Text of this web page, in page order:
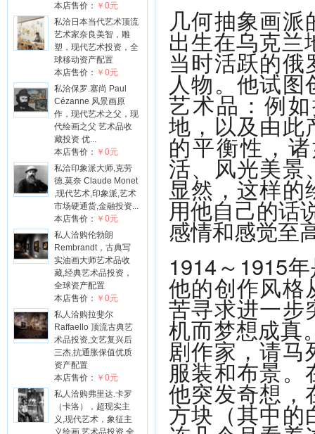
本店售价： ￥0元
私洽日本当代艺术顶流
艺术家奈良美智，雕
塑，现代艺术投资，全
球移动资产配置
本店售价： ￥0元
私洽保罗.塞尚 Paul
Cézanne 风景画原
作，现代艺术之父，现
代绘画之父 艺术品收
藏投资 优...
本店售价： ￥0元
私洽印象派大师,克劳
德.莫奈 Claude Monet
,现代艺术,印象派,艺术
市场硬通货,金融投资...
本店售价： ￥0元
私人洽购伦勃朗
Rembrandt，古典写
实油画大师艺术品收
藏,经典艺术品投资，
全球资产配置
本店售价： ￥0元
私人洽购拉斐尔
Raffaello 顶流古典艺
术品投资,文艺复兴后
三杰,抗通胀保值优质
资产配置
本店售价： ￥0元
私人洽购弗里达.卡罗
（卡洛），超现实主
义,现代艺术，象征主
义绘画,艺术品投资,全
几何抽象画
出生在乌克兰
当时活跃的
人物。他试
艺术品：例
地，以及由此
的平衡性，
活、风光美景
显然，这样的
用他自己的话
感情和感觉至
1914～1915
他的创作风格
苦寻求进一步
机而梦想成真
剧作家，请马
服装和布景。
他突发奇想，
方块（其中的